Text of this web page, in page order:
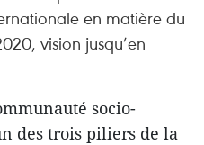
en matière du
vision jusqu’en
socio-
des trois piliers de la